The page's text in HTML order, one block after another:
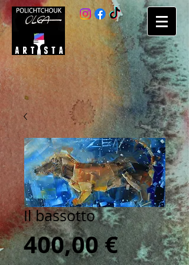
Il bassotto
400,00 €Prezzo